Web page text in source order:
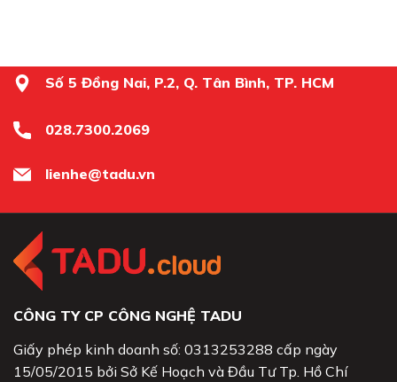
Số 5 Đồng Nai, P.2, Q. Tân Bình, TP. HCM
028.7300.2069
lienhe@tadu.vn
CÔNG TY CP CÔNG NGHỆ TADU
Giấy phép kinh doanh số: 0313253288 cấp ngày
15/05/2015 bởi Sở Kế Hoạch và Đầu Tư Tp. Hồ Chí